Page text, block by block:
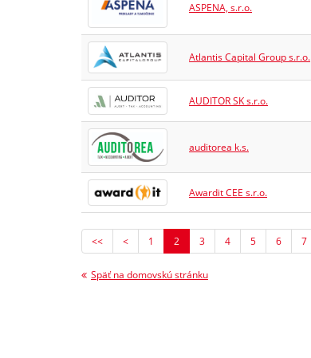
ASPENA, s.r.o.
Atlantis Capital Group s.r.o.
AUDITOR SK s.r.o.
auditorea k.s.
Awardit CEE s.r.o.
<< < 1 2 3 4 5 6 7
Späť na domovskú stránku